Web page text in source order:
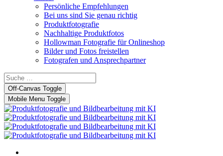
Persönliche Empfehlungen
Bei uns sind Sie genau richtig
Produktfotografie
Nachhaltige Produktfotos
Hollowman Fotografie für Onlineshop
Bilder und Fotos freistellen
Fotografen und Ansprechpartner
Off-Canvas Toggle
Mobile Menu Toggle